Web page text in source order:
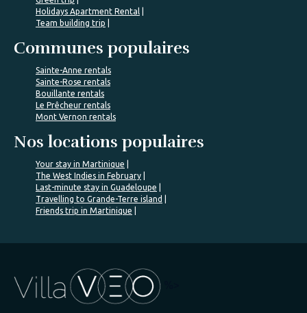
Holidays Apartment Rental
Team building trip
Communes populaires
Sainte-Anne rentals
Sainte-Rose rentals
Bouillante rentals
Le Prêcheur rentals
Mont Vernon rentals
Nos locations populaires
Your stay in Martinique
The West Indies in February
Last-minute stay in Guadeloupe
Travelling to Grande-Terre island
Friends trip in Martinique